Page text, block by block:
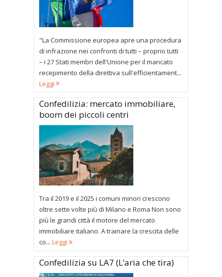
"La Commissione europea apre una procedura
di infrazione nei confronti di tutti – proprio tutti
– i 27 Stati membri dell'Unione per il mancato
recepimento della direttiva sull'efficientament...
Leggi
Confedilizia: mercato immobiliare,
boom dei piccoli centri
Tra il 2019 e il 2025 i comuni minori crescono
oltre sette volte più di Milano e Roma Non sono
più le grandi città il motore del mercato
immobiliare italiano. A trainare la crescita delle
co... Leggi
Confedilizia su LA7 (L’aria che tira)